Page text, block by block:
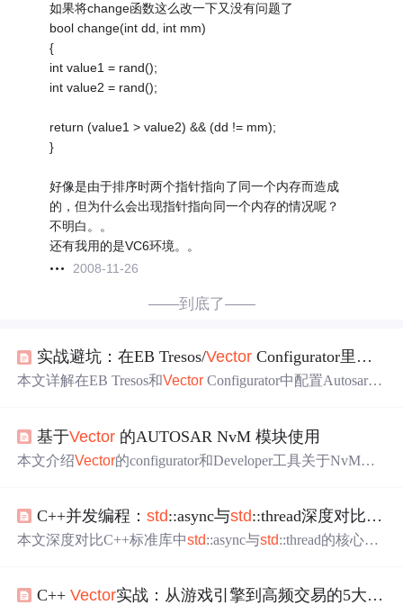
如果将change函数这么改一下又没有问题了
bool change(int dd, int mm)
{
int value1 = rand();
int value2 = rand();
return (value1 > value2) && (dd != mm);
}
好像是由于排序时两个指针指向了同一个内存而造成
的，但为什么会出现指针指向同一个内存的情况呢？
不明白。。
还有我用的是VC6环境。。
2008-11-26
——到底了——
实战避坑：在EB Tresos/Vector Configurator里配置Autosar NVM
本文详解在EB Tresos和Vector Configurator中配置Autosar N
lock长度计算错误、RAM镜像同步异常、冗余配置致性能
下降等典型工程问题；提供静态检查清单、运行时验证方
基于Vector 的AUTOSAR NvM 模块使用
本文介绍Vector的configurator和Developer工具关于NvM的
Fee三个模块，对其相关属性配置进行了说明，还提及部分
配置错误的原因。
C++并发编程：std::async与std::thread深度对比与选型指南
本文深度对比C++标准库中std::async与std::thread的核心差
递、线程池复用，适合需返回值或异常传播的IO/计算任
C++Vector实战：从游戏引擎到高频交易的5大应用场景深度解析